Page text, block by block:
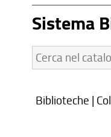
Sistema
Cerca
nel
Biblioteche |